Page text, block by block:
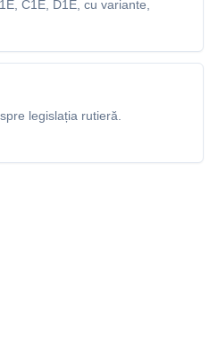
C1E, D1E, cu variante,
legislația rutieră.